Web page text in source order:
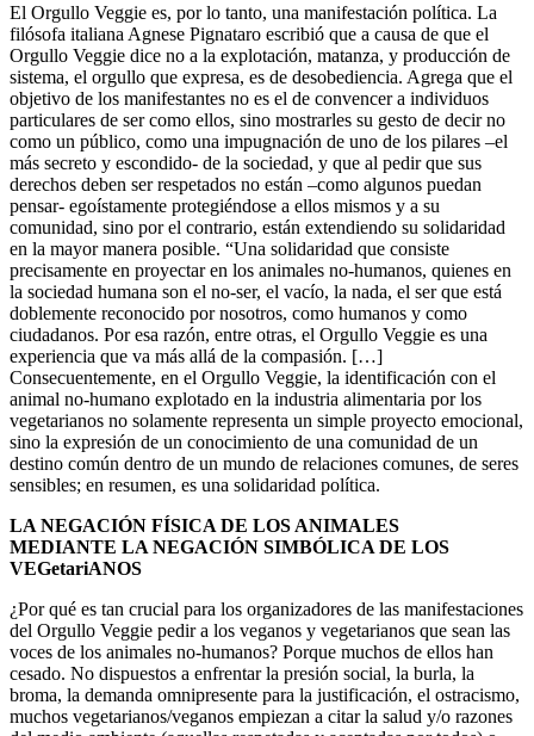
El Orgullo Veggie es, por lo tanto, una manifestación política. La
filósofa italiana Agnese Pignataro escribió que a causa de que el
Orgullo Veggie dice no a la explotación, matanza, y producción de
sistema, el orgullo que expresa, es de desobediencia. Agrega que el
objetivo de los manifestantes no es el de convencer a individuos
particulares de ser como ellos, sino mostrarles su gesto de decir no
como un público, como una impugnación de uno de los pilares –el
más secreto y escondido- de la sociedad, y que al pedir que sus
derechos deben ser respetados no están –como algunos puedan
pensar- egoístamente protegiéndose a ellos mismos y a su
comunidad, sino por el contrario, están extendiendo su solidaridad
en la mayor manera posible. “Una solidaridad que consiste
precisamente en proyectar en los animales no-humanos, quienes en
la sociedad humana son el no-ser, el vacío, la nada, el ser que está
doblemente reconocido por nosotros, como humanos y como
ciudadanos. Por esa razón, entre otras, el Orgullo Veggie es una
experiencia que va más allá de la compasión. […]
Consecuentemente, en el Orgullo Veggie, la identificación con el
animal no-humano explotado en la industria alimentaria por los
vegetarianos no solamente representa un simple proyecto emocional,
sino la expresión de un conocimiento de una comunidad de un
destino común dentro de un mundo de relaciones comunes, de seres
sensibles; en resumen, es una solidaridad política.
LA NEGACIÓN FÍSICA DE LOS ANIMALES
MEDIANTE LA NEGACIÓN SIMBÓLICA DE LOS
VEGetariANOS
¿Por qué es tan crucial para los organizadores de las manifestaciones
del Orgullo Veggie pedir a los veganos y vegetarianos que sean las
voces de los animales no-humanos? Porque muchos de ellos han
cesado. No dispuestos a enfrentar la presión social, la burla, la
broma, la demanda omnipresente para la justificación, el ostracismo,
muchos vegetarianos/veganos empiezan a citar la salud y/o razones